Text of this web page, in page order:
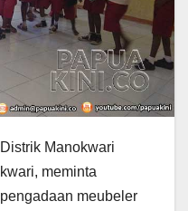
Manokwari
meminta
meubeler